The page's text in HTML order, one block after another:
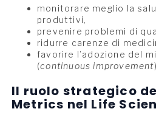
monitorare meglio la
produttivi,
prevenire problemi di
ridurre carenze di
favorire l’adozione del
(continuous improvement
Il ruolo strategico
Metrics nel Life